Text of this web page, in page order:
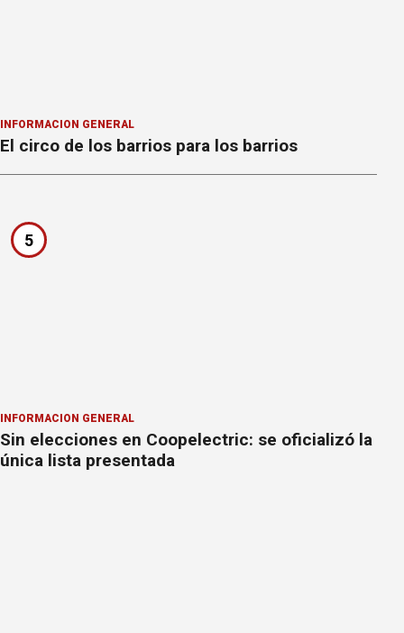
INFORMACION GENERAL
El circo de los barrios para los barrios
5
INFORMACION GENERAL
Sin elecciones en Coopelectric: se oficializó la
única lista presentada